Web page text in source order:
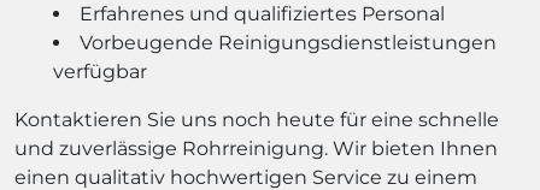
Erfahrenes und qualifiziertes Personal
Vorbeugende Reinigungsdienstleistungen
verfügbar
Kontaktieren Sie uns noch heute für eine schnelle
und zuverlässige Rohrreinigung. Wir bieten Ihnen
einen qualitativ hochwertigen Service zu einem